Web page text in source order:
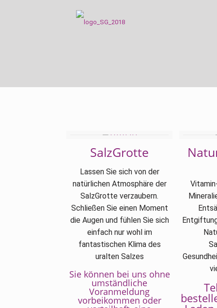
SalzGrotte
Lassen Sie sich von der
natürlichen Atmosphäre der
SalzGrotte verzaubern.
Schließen Sie einen Moment
die Augen und fühlen Sie sich
einfach nur wohl im
fantastischen Klima des
uralten Salzes
Sie können bei uns ohne
umständliche
Voranmeldung
vorbeikommen oder